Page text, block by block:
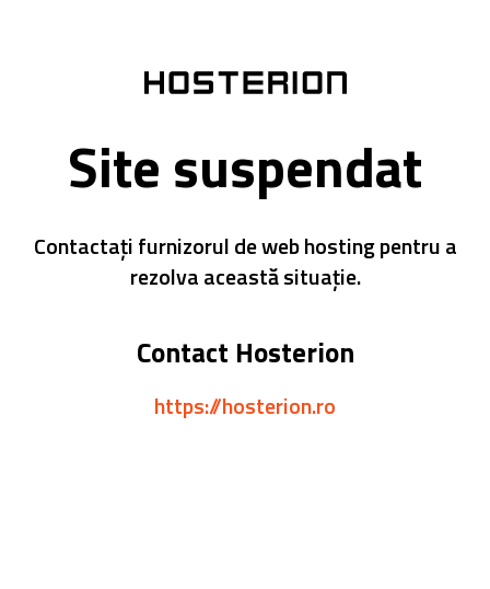
Site suspendat
Contactați furnizorul de web hosting pentru a
rezolva această situație.
Contact Hosterion
https://hosterion.ro